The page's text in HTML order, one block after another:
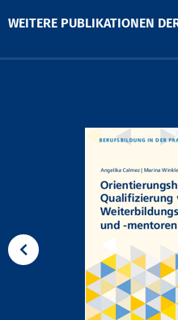
WEITERE PUBLIKATIONEN